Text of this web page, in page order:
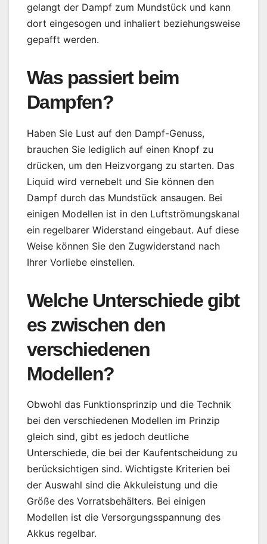
gelangt der Dampf zum Mundstück und kann
dort eingesogen und inhaliert beziehungsweise
gepafft werden.
Was passiert beim
Dampfen?
Haben Sie Lust auf den Dampf-Genuss,
brauchen Sie lediglich auf einen Knopf zu
drücken, um den Heizvorgang zu starten. Das
Liquid wird vernebelt und Sie können den
Dampf durch das Mundstück ansaugen. Bei
einigen Modellen ist in den Luftströmungskanal
ein regelbarer Widerstand eingebaut. Auf diese
Weise können Sie den Zugwiderstand nach
Ihrer Vorliebe einstellen.
Welche Unterschiede gibt
es zwischen den
verschiedenen
Modellen?
Obwohl das Funktionsprinzip und die Technik
bei den verschiedenen Modellen im Prinzip
gleich sind, gibt es jedoch deutliche
Unterschiede, die bei der Kaufentscheidung zu
berücksichtigen sind. Wichtigste Kriterien bei
der Auswahl sind die Akkuleistung und die
Größe des Vorratsbehälters. Bei einigen
Modellen ist die Versorgungsspannung des
Akkus regelbar.